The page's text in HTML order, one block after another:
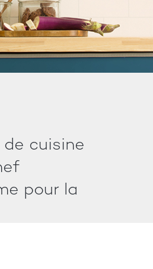
cuisine
pour la